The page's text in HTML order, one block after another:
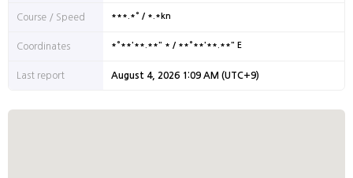
Course / Speed ***.*° / *.*kn
Coordinates *°**'**.**" * / **°**'**.**" E
Last report August 4, 2026 1:09 AM (UTC+9)